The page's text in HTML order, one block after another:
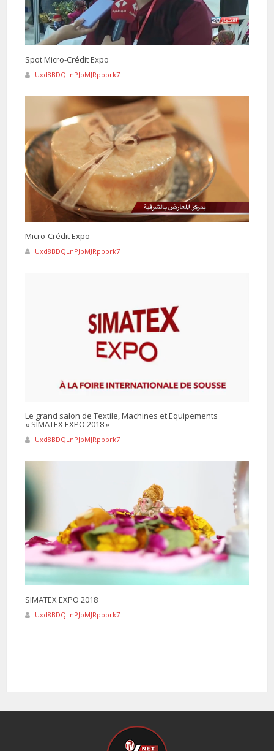
Spot Micro-Crédit Expo
Uxd8BDQLnPJbMJRpbbrk7
Micro-Crédit Expo
Uxd8BDQLnPJbMJRpbbrk7
Le grand salon de Textile, Machines et Equipements
« SIMATEX EXPO 2018 »
Uxd8BDQLnPJbMJRpbbrk7
SIMATEX EXPO 2018
Uxd8BDQLnPJbMJRpbbrk7